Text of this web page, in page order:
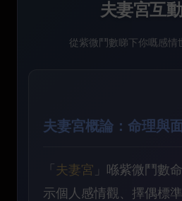
夫妻宮互
從紫微鬥數睇下你嘅感情
夫妻宮概論：命理與
夫妻宮 」喺紫微鬥數
示個人感情觀、擇偶標